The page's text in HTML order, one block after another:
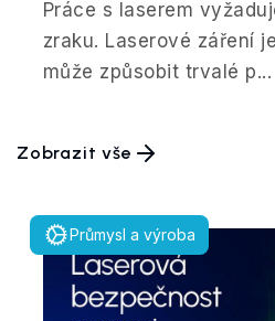
Práce s laserem
zraku. Laserové záření
může způsobit trvalé p...
Zobrazit vše
Průmysl a výroba